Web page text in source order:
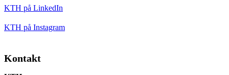
KTH på LinkedIn
KTH på Instagram
Kontakt